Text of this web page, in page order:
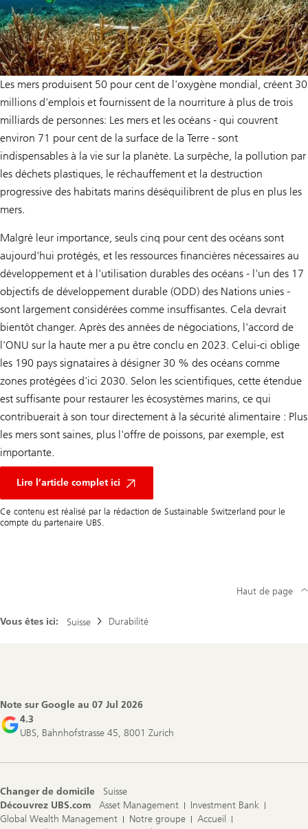
Les mers produisent 50 pour cent de l'oxygène mondial, créent 30
millions d'emplois et fournissent de la nourriture à plus de trois
milliards de personnes: Les mers et les océans - qui couvrent
environ 71 pour cent de la surface de la Terre - sont
indispensables à la vie sur la planète. La surpêche, la pollution par
les déchets plastiques, le réchauffement et la destruction
progressive des habitats marins déséquilibrent de plus en plus les
mers.
Malgré leur importance, seuls cinq pour cent des océans sont
aujourd'hui protégés, et les ressources financières nécessaires au
développement et à l'utilisation durables des océans - l'un des 17
objectifs de développement durable (ODD) des Nations unies -
sont largement considérées comme insuffisantes. Cela devrait
bientôt changer. Après des années de négociations, l'accord de
l'ONU sur la haute mer a pu être conclu en 2023. Celui-ci oblige
les 190 pays signataires à désigner 30 % des océans comme
zones protégées d'ici 2030. Selon les scientifiques, cette étendue
est suffisante pour restaurer les écosystèmes marins, ce qui
contribuerait à son tour directement à la sécurité alimentaire : Plus
les mers sont saines, plus l'offre de poissons, par exemple, est
importante.
Lire l’article complet ici
L'économie
un
nouveau
Ce contenu est réalisé par la rédaction de Sustainable Switzerland pour le
compte du partenaire UBS.
Vous êtes ici: Suisse Durabilité
Haut de page
Note sur Google au 07 Jul 2026
4.3
UBS, Bahnhofstrasse 45, 8001 Zurich
Changer de domicile
Suisse
Découvrez UBS.com
Asset Management
Investment Bank
Global Wealth Management
Notre groupe
Accueil